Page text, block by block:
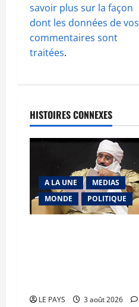
savoir plus sur la façon
dont les données de vos
commentaires sont
traitées.
HISTOIRES CONNEXES
A LA UNE
MEDIAS
MONDE
POLITIQUE
LE PAYS 3 août 2026